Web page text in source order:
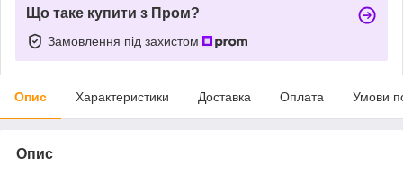
Що таке купити з Пром?
Замовлення під захистом
Опис Характеристики Доставка Оплата Умови
Опис